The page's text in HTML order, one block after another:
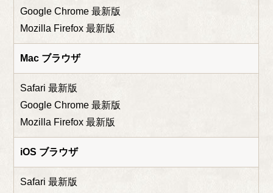
Google Chrome 最新版
Mozilla Firefox 最新版
Mac ブラウザ
Safari 最新版
Google Chrome 最新版
Mozilla Firefox 最新版
iOS ブラウザ
Safari 最新版